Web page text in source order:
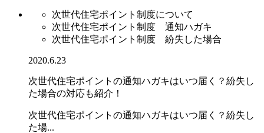
次世代住宅ポイント制度について
次世代住宅ポイント制度 通知ハガキ
次世代住宅ポイント制度 紛失した場合
2020.6.23
次世代住宅ポイントの通知ハガキはいつ届く？紛失し
た場合の対応も紹介！
次世代住宅ポイントの通知ハガキはいつ届く？紛失し
た場...